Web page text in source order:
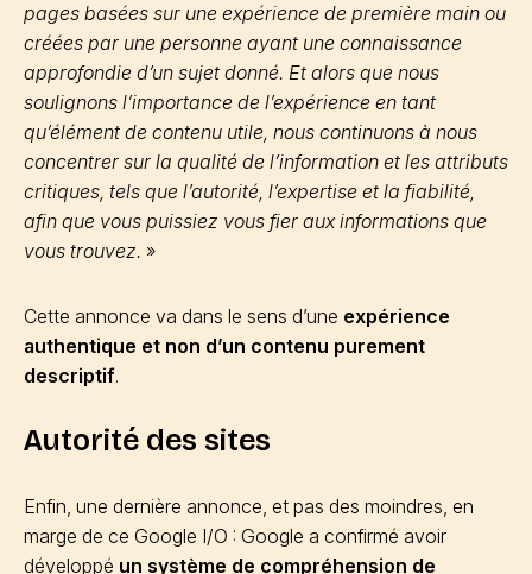
pages basées sur une expérience de première main ou
créées par une personne ayant une connaissance
approfondie d’un sujet donné. Et alors que nous
soulignons l’importance de l’expérience en tant
qu’élément de contenu utile, nous continuons à nous
concentrer sur la qualité de l’information et les attributs
critiques, tels que l’autorité, l’expertise et la fiabilité,
afin que vous puissiez vous fier aux informations que
vous trouvez. »
Cette annonce va dans le sens d’une expérience
authentique et non d’un contenu purement
descriptif.
Autorité des sites
Enfin, une dernière annonce, et pas des moindres, en
marge de ce Google I/O : Google a confirmé avoir
développé un système de compréhension de